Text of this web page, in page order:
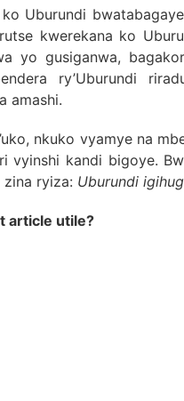
Uburundi
kwerekana ko
yo gusiganwa,
ry’Uburundi
amashi.
nkuko vyamye na
vyinshi kandi bigoye.
ryiza: Uburundi
article utile?